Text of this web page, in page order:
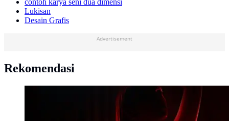
contoh karya seni dua dimensi
Lukisan
Desain Grafis
Advertisement
Rekomendasi